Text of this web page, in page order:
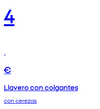
4
€
Llavero con colgantes
con cerezas